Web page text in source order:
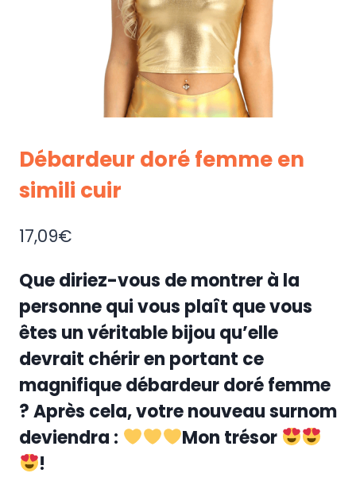
Débardeur doré femme en
simili cuir
17,09€
Que diriez-vous de montrer à la
personne qui vous plaît que vous
êtes un véritable bijou qu’elle
devrait chérir en portant ce
magnifique débardeur doré femme
? Après cela, votre nouveau surnom
deviendra :
Mon trésor
!